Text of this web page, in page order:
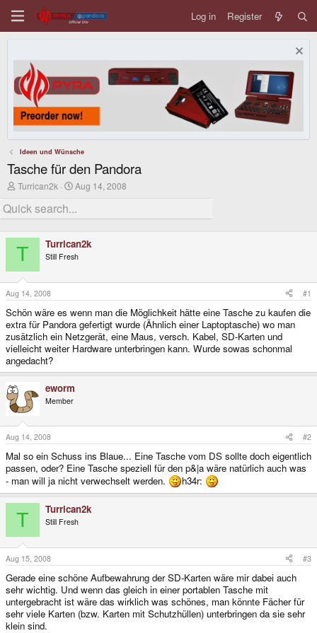
Log in Register
Ideen und Wünsche
Tasche für den Pandora
T
r
e
d
s
a
r
t
e
r
Turrican2k
S
r
a
t
Aug 14, 2008
T Turrican2k
Still Fresh
Aug 14, 2008 #1
Schön wäre es wenn man die Möglichkeit hätte eine Tasche zu kaufen die
extra für Pandora gefertigt wurde (Ähnlich einer Laptoptasche) wo man
zusätzlich ein Netzgerät, eine Maus, versch. Kabel, SD-Karten und
vielleicht weiter Hardware unterbringen kann. Wurde sowas schonmal
angedacht?
eworm
Member
Aug 14, 2008 #2
Mal so ein Schuss ins Blaue... Eine Tasche vom DS sollte doch eigentlich
passen, oder? Eine Tasche speziell für den p&|a wäre natürlich auch was
- man will ja nicht verwechselt werden.
h34r:
T Turrican2k
Still Fresh
Aug 15, 2008 #3
Gerade eine schöne Aufbewahrung der SD-Karten wäre mir dabei auch
sehr wichtig. Und wenn das gleich in einer portablen Tasche mit
untergebracht ist wäre das wirklich was schönes, man könnte Fächer für
sehr viele Karten (bzw. Karten mit Schutzhüllen) unterbringen da sie sehr
klein sind.